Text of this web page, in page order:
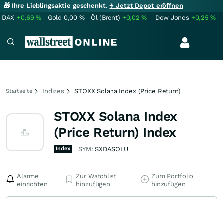
🎁 Ihre Lieblingsaktie geschenkt.→ Jetzt Depot eröffnen
DAX +0,69% Gold 0,00 % Öl (Brent) +0,02% Dow Jones +0,25%
Startseite Indizes STOXX Solana Index (Price Return)
STOXX Solana Index
(Price Return) Index
Index SYM:SXDASOLU
Alarme
einrichten
Zur Watchlist
hinzufügen
Zum Portfolio
hinzufügen